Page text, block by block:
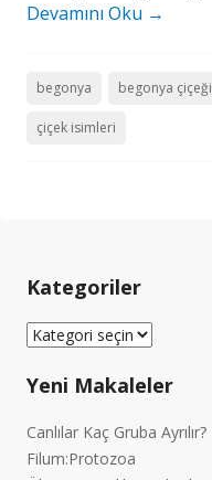
Devamını Oku →
begonya begonya çiçeği
çiçek isimleri
Kategoriler
Kategoriler
Yeni Makaleler
Canlılar Kaç Gruba Ayrılır?
Filum:Protozoa